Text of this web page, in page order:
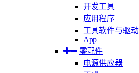
开发工具
应用程序
工具软件与驱动
App
零配件
电源供应器